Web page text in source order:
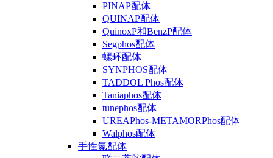
PINAP配体
QUINAP配体
QuinoxP和BenzP配体
Segphos配体
螺环配体
SYNPHOS配体
TADDOL Phos配体
Taniaphos配体
tunephos配体
UREAPhos-METAMORPhos配体
Walphos配体
手性氮配体